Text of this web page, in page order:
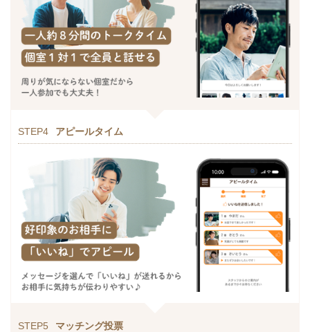
STEP4 アピールタイム
STEP5 マッチング投票